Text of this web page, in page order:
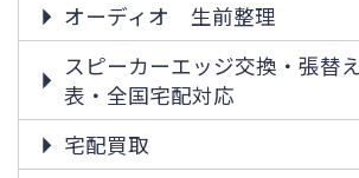
オーディオ 生前整理
スピーカーエッジ交換・張替
表・全国宅配対応
宅配買取